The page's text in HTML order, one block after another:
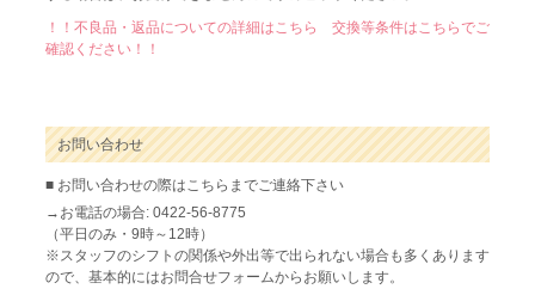
！！不良品・返品についての詳細はこちら 交換等条件はこちらでご
確認ください！！
お問い合わせ
■ お問い合わせの際はこちらまでご連絡下さい
→お電話の場合: 0422-56-8775
（平日のみ・9時～12時）
※スタッフのシフトの関係や外出等で出られない場合も多くあります
ので、基本的にはお問合せフォームからお願いします。